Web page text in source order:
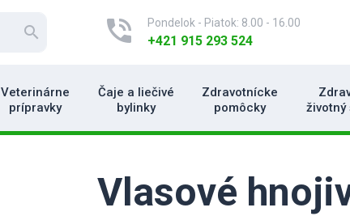
search phone_in_talk Pondelok - Piatok: 8.00 - 16.00
+421 915 293 524
Veterinárne
prípravky
Čaje a liečivé
bylinky
Zdravotnícke
pomôcky
životný
Vlasové